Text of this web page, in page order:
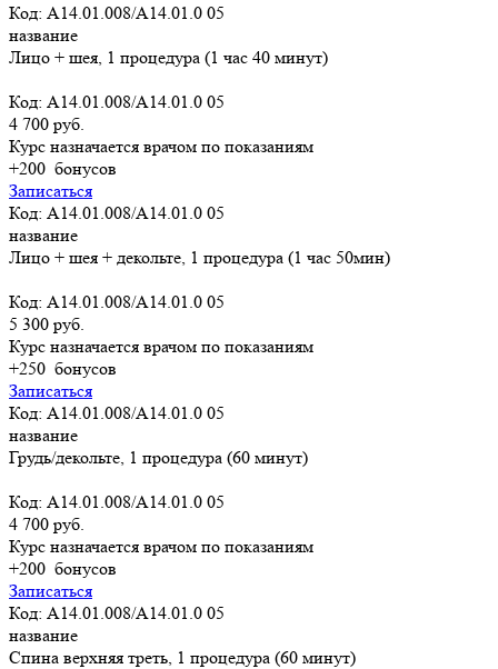
Код: A14.01.008/A14.01.0 05
название
Лицо + шея, 1 процедура (1 час 40 минут)
Код: A14.01.008/A14.01.0 05
4 700 руб.
Курс назначается врачом по показаниям
+200 бонусов
Записаться
Код: A14.01.008/A14.01.0 05
название
Лицо + шея + декольте, 1 процедура (1 час 50мин)
Код: A14.01.008/A14.01.0 05
5 300 руб.
Курс назначается врачом по показаниям
+250 бонусов
Записаться
Код: A14.01.008/A14.01.0 05
название
Грудь/декольте, 1 процедура (60 минут)
Код: A14.01.008/A14.01.0 05
4 700 руб.
Курс назначается врачом по показаниям
+200 бонусов
Записаться
Код: A14.01.008/A14.01.0 05
название
Спина верхняя треть, 1 процедура (60 минут)